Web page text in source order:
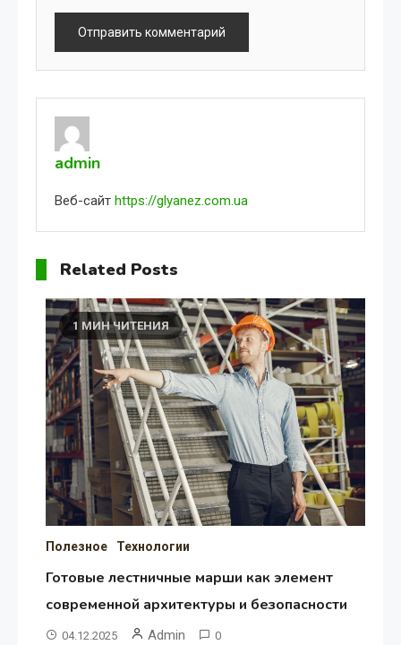
admin
Веб-сайт https://glyanez.com.ua
Related Posts
1 МИН ЧИТЕНИЯ
Полезное Технологии
Готовые лестничные марши как элемент
современной архитектуры и безопасности
04.12.2025 Admin 0